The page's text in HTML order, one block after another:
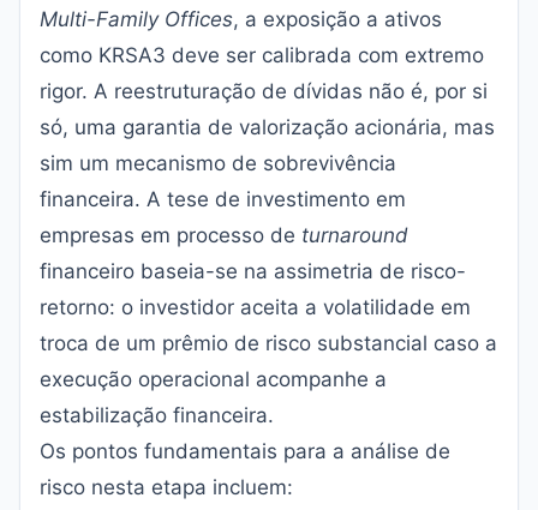
Multi-Family Offices, a exposição a ativos
como KRSA3 deve ser calibrada com extremo
rigor. A reestruturação de dívidas não é, por si
só, uma garantia de valorização acionária, mas
sim um mecanismo de sobrevivência
financeira. A tese de investimento em
empresas em processo de turnaround
financeiro baseia-se na assimetria de risco-
retorno: o investidor aceita a volatilidade em
troca de um prêmio de risco substancial caso a
execução operacional acompanhe a
estabilização financeira.
Os pontos fundamentais para a análise de
risco nesta etapa incluem: